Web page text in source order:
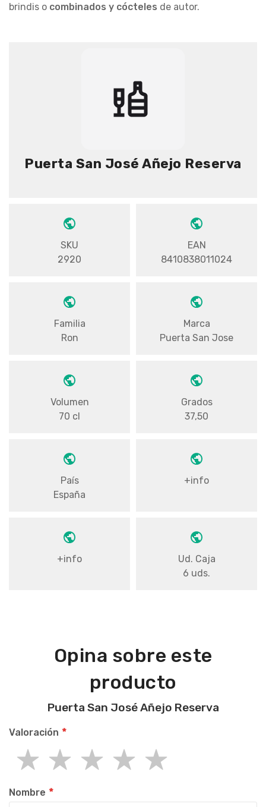
brindis o combinados y cócteles de autor.
Puerta San José Añejo Reserva
SKU
2920
EAN
8410838011024
Familia
Ron
Marca
Puerta San Jose
Volumen
70 cl
Grados
37,50
País
España
+info
+info
Ud. Caja
6 uds.
Opina sobre este
producto
Puerta San José Añejo Reserva
Valoración
star
stars
stars
stars
stars
Nombre